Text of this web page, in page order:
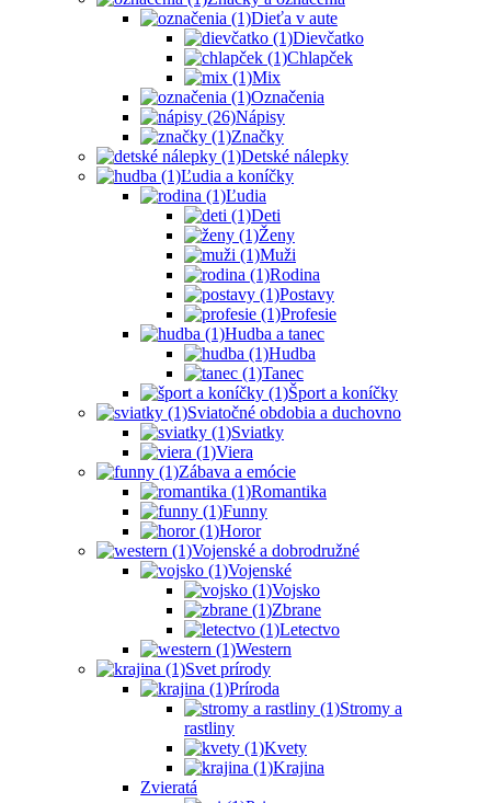
Dieťa v aute
Dievčatko
Chlapček
Mix
Označenia
Nápisy
Značky
Detské nálepky
Ľudia a koníčky
Ľudia
Deti
Ženy
Muži
Rodina
Postavy
Profesie
Hudba a tanec
Hudba
Tanec
Šport a koníčky
Sviatočné obdobia a duchovno
Sviatky
Viera
Zábava a emócie
Romantika
Funny
Horor
Vojenské a dobrodružné
Vojenské
Vojsko
Zbrane
Letectvo
Western
Svet prírody
Príroda
Stromy a
rastliny
Kvety
Krajina
Zvieratá